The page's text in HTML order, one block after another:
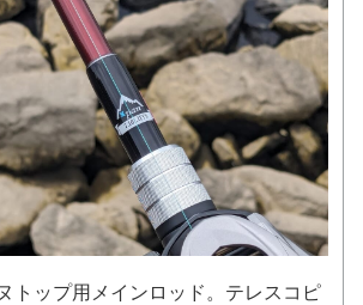
トップ用メインロッド。テレスコピ